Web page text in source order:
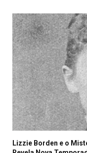
Lizzie Borden e o